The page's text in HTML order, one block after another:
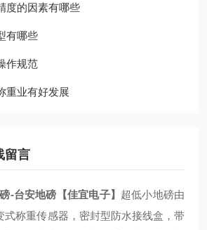
度的因素有哪些
有哪些
作规范
重业有好发展
留言
-台安地磅【佳宜电子】 超低小地磅由
式称重传感器，密封型防水接线盒，带